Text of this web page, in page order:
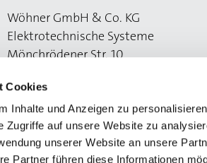
Cookies
Inhalte und Anzeigen zu
Zugriffe auf unsere Website zu
unserer Website an unsere
Partner führen diese Informationen
Wöhner GmbH & Co. KG
Elektrotechnische Systeme
Mönchrödener Str. 10